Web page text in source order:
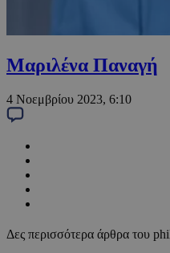
Μαριλένα Παναγή
4 Νοεμβρίου 2023, 6:10
Δες περισσότερα άρθρα του